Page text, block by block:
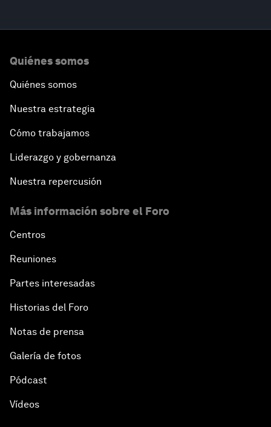
Quiénes somos
Quiénes somos
Nuestra estrategia
Cómo trabajamos
Liderazgo y gobernanza
Nuestra repercusión
Más información sobre el Foro
Centros
Reuniones
Partes interesadas
Historias del Foro
Notas de prensa
Galería de fotos
Pódcast
Vídeos